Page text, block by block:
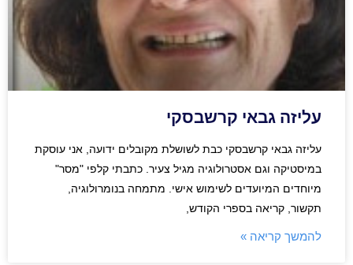
עליזה גבאי קרשבסקי
עליזה גבאי קרשבסקי כבת לשושלת מקובלים ידועה, אני עוסקת
במיסטיקה וגם אסטרולוגיה מגיל צעיר. כתבתי קלפי "מסר"
מיוחדים המיועדים לשימוש אישי. מתמחה בנומרולוגיה,
תקשור, קריאה בספרי הקודש,
להמשך קריאה »